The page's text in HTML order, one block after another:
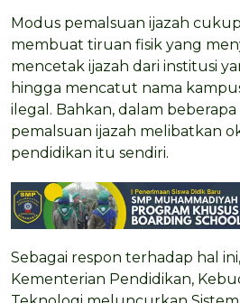
Modus pemalsuan ijazah
membuat tiruan fisik yang
mencetak ijazah dari institusi
hingga mencatut nama
ilegal. Bahkan, dalam beberapa
pemalsuan ijazah melibatkan
pendidikan itu sendiri.
Sebagai respon terhadap hal
Kementerian Pendidikan,